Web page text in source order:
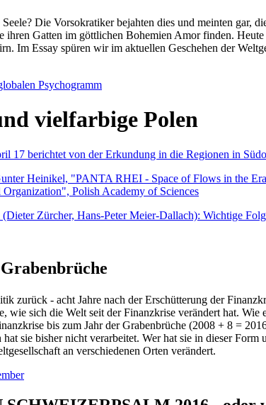
Die Vorsokratiker bejahten dies und meinten gar,
ihren Gatten im göttlichen Bohemien Amor finden.
Im Essay spüren wir im aktuellen Geschehen der
Psychogramm
vielfarbige Polen
17 berichtet von der Erkundung in die Regionen in
Heinikel, "PANTA RHEI - Space of Flows in the
Polish Academy of Sciences
Zürcher, Hans-Peter Meier-Dallach): Wichtige
zurück - acht Jahre nach der Erschütterung der
wie sich die Welt seit der Finanzkrise verändert hat.
bis zum Jahr der Grabenbrüche (2008 + 8 =
sie bisher nicht verarbeitet. Wer hat sie in dieser
an verschiedenen Orten verändert.